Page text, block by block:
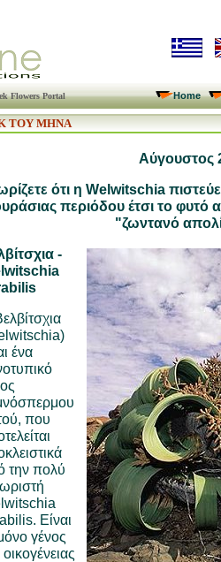
Flowers Portal Home
ΤΟΥ ΜΗΝΑ
Αύγουστος
ότι η Welwitschia
περιόδου έτσι το φυτό
"ζωντανό
-
ένα
που
την πολύ
Είναι
γένος